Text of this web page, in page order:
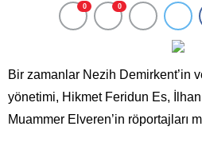
0 0
Bir zamanlar Nezih Demirkent’in
yönetimi, Hikmet Feridun Es,
Muammer Elveren’in röportajları